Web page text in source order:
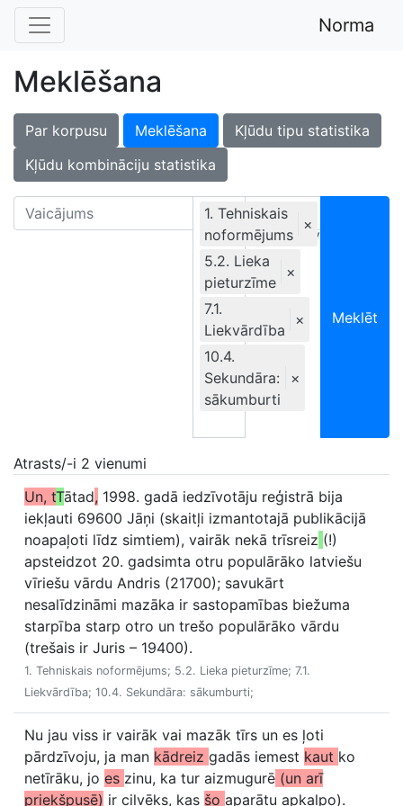
Norma
Meklēšana
Par korpusu Meklēšana
Kļūdu tipu statistika
Kļūdu kombināciju statistika
1. Tehniskais
noformējums
×
5.2. Lieka
pieturzīme
×
7.1.
Liekvārdība
×
10.4.
Sekundāra:
sākumburti
×
Ekskluzīvi
Meklēt
Atrasts/-i 2 vienumi
Un, tTātad, 1998. gadā iedzīvotāju reģistrā bija
iekļauti 69600 Jāņi (skaitļi izmantotajā publikācijā
noapaļoti līdz simtiem), vairāk nekā trīsreiz (!)
apsteidzot 20. gadsimta otru populārāko latviešu
vīriešu vārdu Andris (21700); savukārt
nesalīdzināmi mazāka ir sastopamības biežuma
starpība starp otro un trešo populārāko vārdu
(trešais ir Juris – 19400).
1. Tehniskais noformējums; 5.2. Lieka pieturzīme; 7.1.
Liekvārdība; 10.4. Sekundāra: sākumburti;
Nu jau viss ir vairāk vai mazāk tīrs un es ļoti
pārdzīvoju, ja man kādreiz gadās iemest kaut ko
netīrāku, jo es zinu, ka tur aizmugurē (un arī
priekšpusē) ir cilvēks, kas šo aparātu apkalpo).